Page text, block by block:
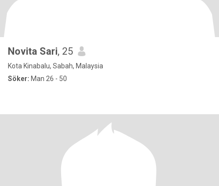
Novita Sari, 25
Kota Kinabalu, Sabah, Malaysia
Söker: Man 26 - 50